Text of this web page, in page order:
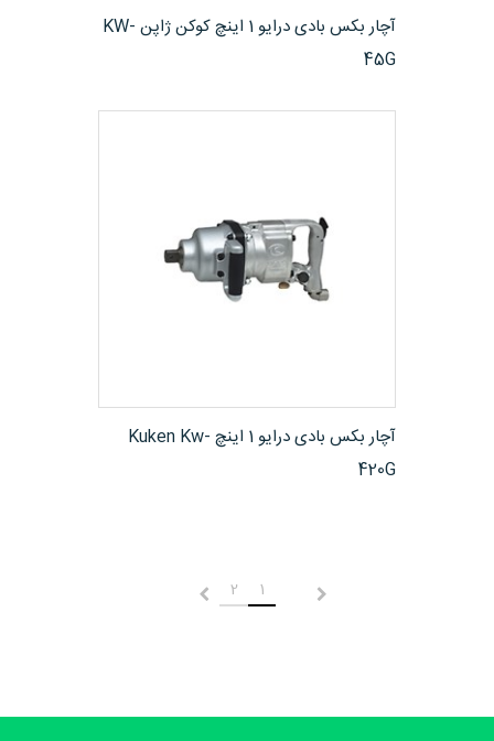
مشاهده محصول
آچار بکس بادی درایو 1 اینچ کوکن ژاپن KW-
45G
مشاهده محصولآچار بکس بادی درایو 1 اینچ Kuken Kw-
420G
1
2